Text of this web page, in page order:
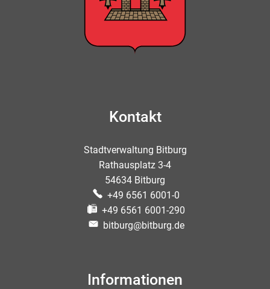
Kontakt
Stadtverwaltung Bitburg
Rathausplatz 3-4
54634 Bitburg
+49 6561 6001-0
+49 6561 6001-290
bitburg@bitburg.de
Informationen